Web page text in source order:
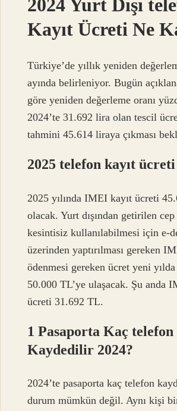
2024 Yurt Dışı
Kayıt Ücreti Ne
Türkiye’de yıllık yeniden
ayında belirleniyor. Bugün
göre yeniden değerleme oranı
2024’te 31.692 lira olan tescil
tahmini 45.614 liraya çıkması
2025 telefon kayıt
2025 yılında IMEI kayıt ücreti
olacak. Yurt dışından getirilen cep
kesintisiz kullanılabilmesi için e-
üzerinden yaptırılması gereken
ödenmesi gereken ücret yeni
50.000 TL’ye ulaşacak. Şu anda
ücreti 31.692 TL.
1 Pasaporta Kaç telefon
Kaydedilir 2024?
2024’te pasaporta kaç telefon
durum mümkün değil. Aynı kişi